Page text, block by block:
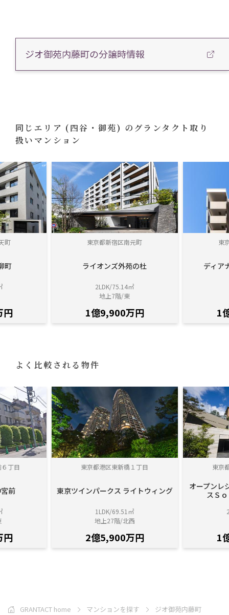
ジオ御苑内藤町の分譲時情報
同じエリア (四谷・御苑) のグランタクト取り
扱いマンション
町
町
円
東京都新宿区南元町
ライオンズ外苑の杜
2LDK/75.14㎡
地上7階/東
1億9,900万円
東
ディア
1
よく比較される物件
丁目
前
円
東京都港区東新橋１丁目
東京ツインパークス ライトウィング
1LDK/69.51㎡
地上27階/北西
2億5,900万円
東京
オープンレ
スＳ
1
GRANTACT home マンションを探す ジオ御苑内藤町